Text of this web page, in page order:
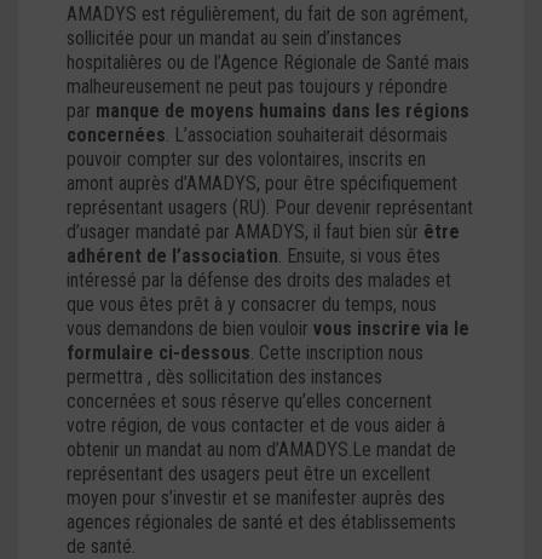
AMADYS est régulièrement, du fait de son agrément,
sollicitée pour un mandat au sein d’instances
hospitalières ou de l’Agence Régionale de Santé mais
malheureusement ne peut pas toujours y répondre
par manque de moyens humains dans les régions
concernées . L’association souhaiterait désormais
pouvoir compter sur des volontaires, inscrits en
amont auprès d’AMADYS, pour être spécifiquement
représentant usagers (RU). Pour devenir représentant
d’usager mandaté par AMADYS, il faut bien sûr être
adhérent de l’association . Ensuite, si vous êtes
intéressé par la défense des droits des malades et
que vous êtes prêt à y consacrer du temps, nous
vous demandons de bien vouloir vous inscrire via le
formulaire ci-dessous . Cette inscription nous
permettra , dès sollicitation des instances
concernées et sous réserve qu’elles concernent
votre région, de vous contacter et de vous aider à
obtenir un mandat au nom d’AMADYS.Le mandat de
représentant des usagers peut être un excellent
moyen pour s’investir et se manifester auprès des
agences régionales de santé et des établissements
de santé.